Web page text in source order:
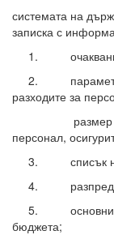
системата на
записка с
1. очакваните
2.
разходите за
размер на
персонал,
3. списък на
4.
5. основните
бюджета;